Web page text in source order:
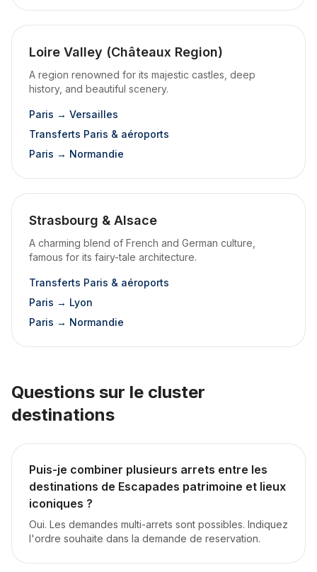
Loire Valley (Châteaux Region)
A region renowned for its majestic castles, deep
history, and beautiful scenery.
Paris → Versailles
Transferts Paris & aéroports
Paris → Normandie
Strasbourg & Alsace
A charming blend of French and German culture,
famous for its fairy-tale architecture.
Transferts Paris & aéroports
Paris → Lyon
Paris → Normandie
Questions sur le cluster
destinations
Puis-je combiner plusieurs arrets entre les
destinations de Escapades patrimoine et lieux
iconiques ?
Oui. Les demandes multi-arrets sont possibles. Indiquez
l'ordre souhaite dans la demande de reservation.